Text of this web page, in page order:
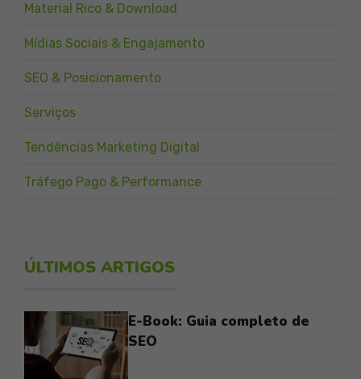
Material Rico & Download
Mídias Sociais & Engajamento
SEO & Posicionamento
Serviços
Tendências Marketing Digital
Tráfego Pago & Performance
ÚLTIMOS ARTIGOS
E-Book: Guia completo de
SEO